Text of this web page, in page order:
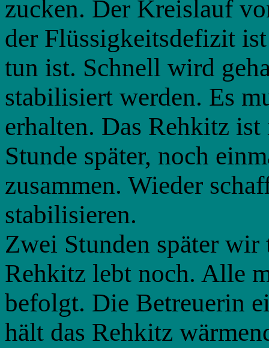
zucken. Der Kreislauf
der Flüssigkeitsdefizit
tun ist. Schnell wird
stabilisiert werden. Es
erhalten. Das Rehkitz
Stunde später, noch
zusammen. Wieder
stabilisieren.
Zwei Stunden später
Rehkitz lebt noch. Alle
befolgt. Die Betreuerin
hält das Rehkitz